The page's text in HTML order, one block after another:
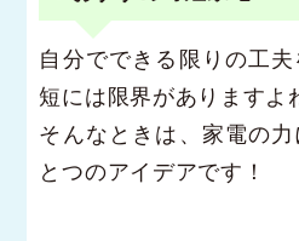
自分でできる限りの工
短には限界がありますよ
そんなときは、家電の
とつのアイデアです！